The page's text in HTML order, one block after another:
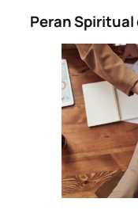
Peran